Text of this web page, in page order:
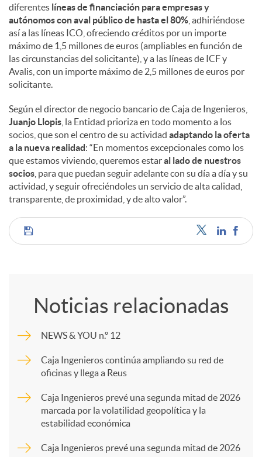
diferentes líneas de financiación para empresas y
autónomoscon aval público de hasta el 80% , adhiriéndose
así a las líneas ICO, ofreciendo créditos por un importe
máximo de 1,5 millones de euros (ampliables en función de
las circunstancias del solicitante), y a las líneas de ICF y
Avalis, con un importe máximo de 2,5 millones de euros por
solicitante.
Según el director de negocio bancario de Caja de Ingenieros,
Juanjo Llopis , la Entidad prioriza en todo momento a los
socios, que son el centro de su actividad adaptando la oferta
a la nueva realidad: “En momentos excepcionales como los
que estamos viviendo, queremos estaral lado de nuestros
socios , para que puedan seguir adelante con su día a día y su
actividad, y seguir ofreciéndoles un servicio de alta calidad,
transparente, de proximidad, y de alto valor”.
C
p
a
Noticias relacionadas
NEWS & YOU n.º 12
Caja Ingenieros continúa ampliando su red de
oficinas y llega a Reus
Caja Ingenieros prevé una segunda mitad de 2026
marcada por la volatilidad geopolítica y la
estabilidad económica
Caja Ingenieros prevé una segunda mitad de 2026